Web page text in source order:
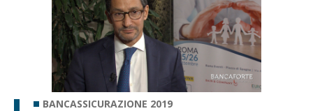
BANCASSICURAZIONE 2019